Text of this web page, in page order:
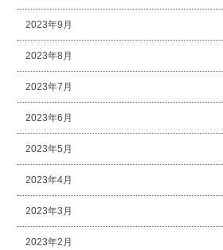
2023年9月
2023年8月
2023年7月
2023年6月
2023年5月
2023年4月
2023年3月
2023年2月